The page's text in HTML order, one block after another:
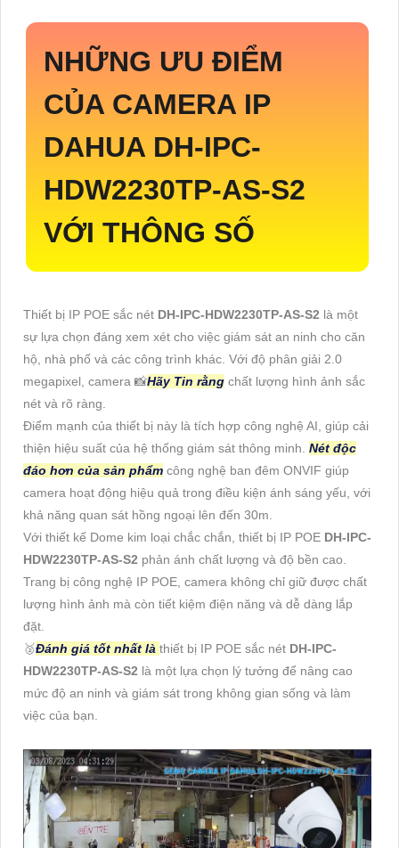
NHỮNG ƯU ĐIỂM
CỦA CAMERA IP
DAHUA DH-IPC-
HDW2230TP-AS-S2
VỚI THÔNG SỐ
Thiết bị IP POE sắc nét DH-IPC-HDW2230TP-AS-S2 là một
sự lựa chọn đáng xem xét cho việc giám sát an ninh cho căn
hộ, nhà phố và các công trình khác. Với độ phân giải 2.0
megapixel, camera 📸Hãy Tin rằng chất lượng hình ảnh sắc
nét và rõ ràng.
Điểm mạnh của thiết bị này là tích hợp công nghệ AI, giúp cải
thiện hiệu suất của hệ thống giám sát thông minh. Nét độc
đáo hơn của sản phẩm công nghệ ban đêm ONVIF giúp
camera hoạt động hiệu quả trong điều kiện ánh sáng yếu, với
khả năng quan sát hồng ngoại lên đến 30m.
Với thiết kế Dome kim loại chắc chắn, thiết bị IP POE DH-IPC-
HDW2230TP-AS-S2 phản ánh chất lượng và độ bền cao.
Trang bị công nghệ IP POE, camera không chỉ giữ được chất
lượng hình ảnh mà còn tiết kiệm điện năng và dễ dàng lắp
đặt.
🥈️Đánh giá tốt nhất là thiết bị IP POE sắc nét DH-IPC-
HDW2230TP-AS-S2 là một lựa chọn lý tưởng để nâng cao
mức độ an ninh và giám sát trong không gian sống và làm
việc của bạn.